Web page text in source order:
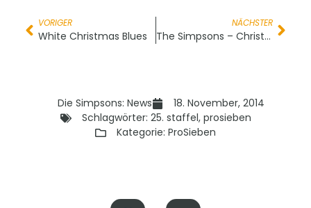
VORIGER
White Christmas Blues
NÄCHSTER
The Simpsons – Christmas Couchgag – 26. Staffel
Die Simpsons: News
18. November, 2014
Schlagwörter: 25. staffel, prosieben
Kategorie: ProSieben